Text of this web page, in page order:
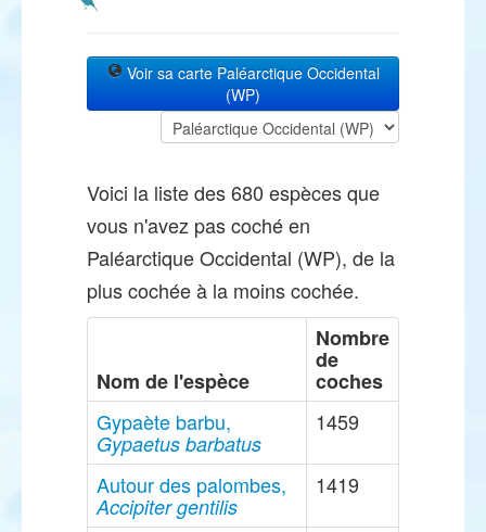
Voir sa carte Paléarctique Occidental
(WP)
Voici la liste des 680 espèces que
vous n'avez pas coché en
Paléarctique Occidental (WP), de la
plus cochée à la moins cochée.
Nom de l'espèce
Nombre
de
coches
Gypaète barbu,
Gypaetus barbatus
1459
Autour des palombes,
Accipiter gentilis
1419